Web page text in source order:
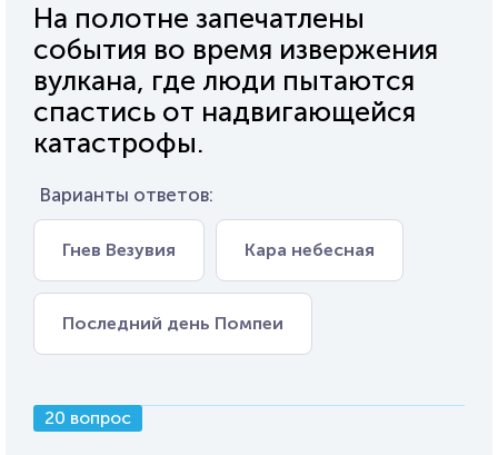
На полотне запечатлены
события во время извержения
вулкана, где люди пытаются
спастись от надвигающейся
катастрофы.
Варианты ответов:
Гнев Везувия Кара небесная
Последний день Помпеи
20 вопрос